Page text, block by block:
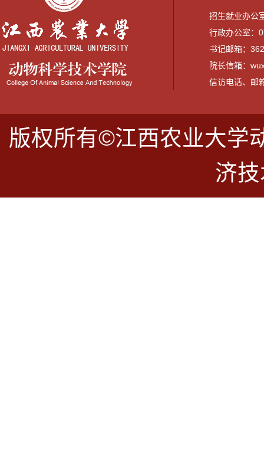
招生就业办公
行政办公室：
书记邮箱：
院长信箱：
信访电话、邮
版权所有©江西农业大学
济